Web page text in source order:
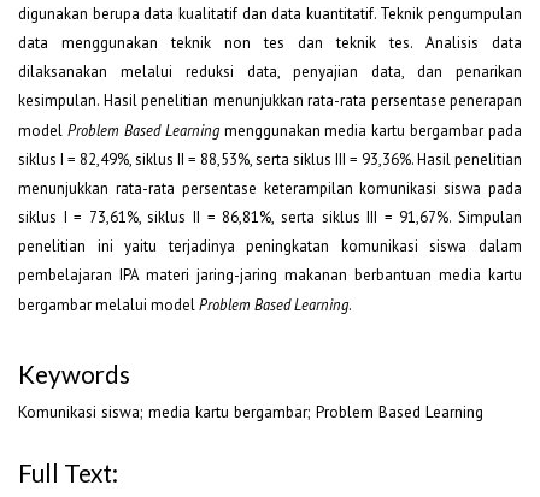
digunakan berupa data kualitatif dan data kuantitatif. Teknik pengumpulan
data menggunakan teknik non tes dan teknik tes. Analisis data
dilaksanakan melalui reduksi data, penyajian data, dan penarikan
kesimpulan. Hasil penelitian menunjukkan rata-rata persentase penerapan
model Problem Based Learningmenggunakan media kartu bergambar pada
siklus I = 82,49%, siklus II = 88,53%, serta siklus III = 93,36%. Hasil penelitian
menunjukkan rata-rata persentase keterampilan komunikasi siswa pada
siklus I = 73,61%, siklus II = 86,81%, serta siklus III = 91,67%. Simpulan
penelitian ini yaitu terjadinya peningkatan komunikasi siswa dalam
pembelajaran IPA materi jaring-jaring makanan berbantuan media kartu
bergambar melalui modelProblem Based Learning.
Keywords
Komunikasi siswa; media kartu bergambar; Problem Based Learning
Full Text: